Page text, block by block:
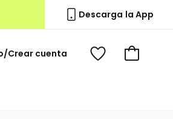
Descarga la App
Crear cuenta
Ver
Ir